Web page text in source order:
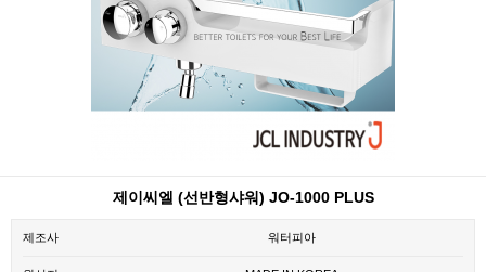
제이씨엘 (선반형샤워) JO-1000 PLUS
제조사 워터피아